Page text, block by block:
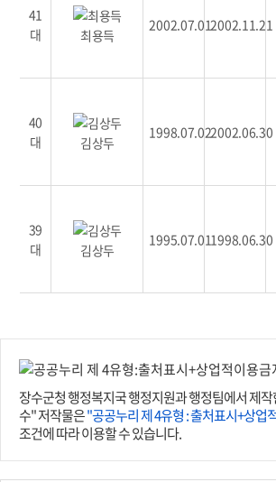
41
대
최용득
2002.07.012002.11.21
40
대
김상두
1998.07.022002.06.30
39
대
김상두
1995.07.011998.06.30
장수군청 행정복지국 행정지원과 행정팀에서 제
수" 저작물은"공공누리 제 4유형 : 출처표시+상업
조건에 따라 이용할 수 있습니다.